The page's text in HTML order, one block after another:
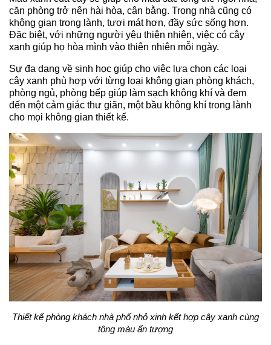
căn phòng trở nên hài hòa, cân bằng. Trong nhà cũng có
không gian trong lành, tươi mát hơn, đầy sức sống hơn.
Đặc biệt, với những người yêu thiên nhiên, việc có cây
xanh giúp họ hòa mình vào thiên nhiên mỗi ngày.
Sự đa dạng về sinh học giúp cho việc lựa chọn các loại
cây xanh phù hợp với từng loại không gian phòng khách,
phòng ngủ, phòng bếp giúp làm sạch không khí và đem
đến một cảm giác thư giãn, một bầu không khí trong lành
cho mọi không gian thiết kế.
Thiết kế phòng khách nhà phố nhỏ xinh kết hợp cây xanh cùng
tông màu ấn tượng